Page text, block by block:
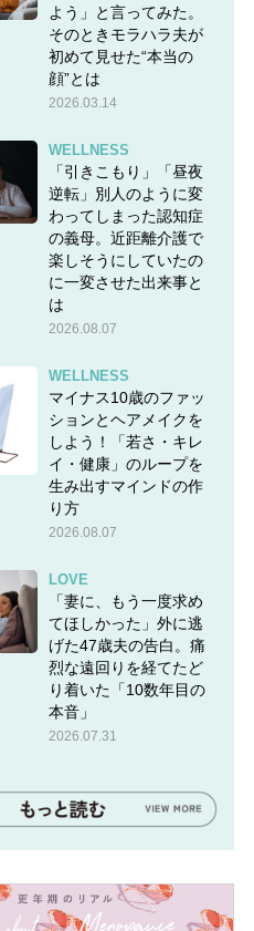
よう」と言ってみた。
そのときモラハラ夫が
初めて見せた“本当の
顔”とは
2026.03.14
WELLNESS
「引きこもり」「昼夜
逆転」別人のように変
わってしまった認知症
の義母。近距離介護で
楽しそうにしていたの
に一変させた出来事と
は
2026.08.07
WELLNESS
マイナス10歳のファッ
ションとヘアメイクを
しよう！「若さ・キレ
イ・健康」のループを
生み出すマインドの作
り方
2026.08.07
LOVE
「妻に、もう一度求め
てほしかった」外に逃
げた47歳夫の告白。痛
烈な遠回りを経てたど
り着いた「10数年目の
本音」
2026.07.31